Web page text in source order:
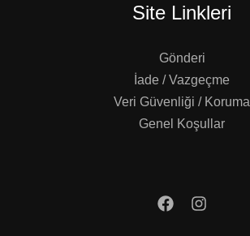
Site Linkleri
Gönderi
İade / Vazgeçme
Veri Güvenliği / Koruma
Genel Koşullar